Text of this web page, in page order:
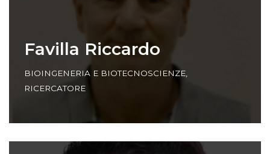
Favilla Riccardo
BIOINGENERIA E BIOTECNOSCIENZE,
RICERCATORE